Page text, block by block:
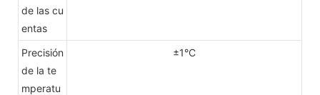
de las cu
entas
Precisión
de la te
mperatu
±1°C